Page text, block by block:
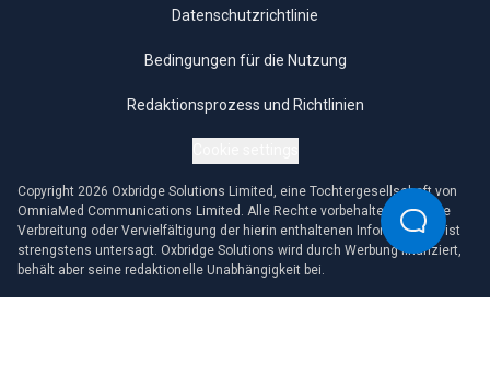
Datenschutzrichtlinie
Bedingungen für die Nutzung
Redaktionsprozess und Richtlinien
Copyright 2026 Oxbridge Solutions Limited, eine Tochtergesellschaft von
OmniaMed Communications Limited. Alle Rechte vorbehalten. Jegliche
Verbreitung oder Vervielfältigung der hierin enthaltenen Informationen ist
strengstens untersagt. Oxbridge Solutions wird durch Werbung finanziert,
behält aber seine redaktionelle Unabhängigkeit bei.